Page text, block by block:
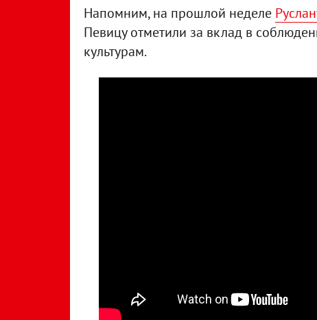
Напомним, на прошлой неделе
Певицу отметили за вклад в
культурам.